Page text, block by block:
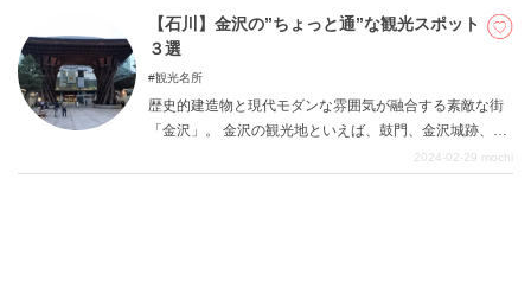
す。今回は、本場新潟県内でへぎそばを提供している人
気店を5軒ピックアップしました。どうぞご覧ください。
県にある魅力たっぷりのオススメ博物館・美術館をご紹
介いたします。
【石川】金沢の”ちょっと通”な観光スポット
３選
観光名所
歴史的建造物と現代モダンな雰囲気が融合する素敵な街
「金沢」。 金沢の観光地といえば、鼓門、金沢城跡、兼
六園、21世紀美術館などを思い浮かべる方が多いのでは
2024-02-29 mochi